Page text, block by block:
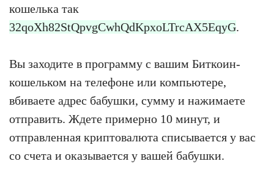
кошелька так
32qoXh82StQpvgCwhQdKpxoLTrcAX5EqyG.
Вы заходите в программу с вашим Биткоин-
кошельком на телефоне или компьютере,
вбиваете адрес бабушки, сумму и нажимаете
отправить. Ждете примерно 10 минут, и
отправленная криптовалюта списывается у вас
со счета и оказывается у вашей бабушки.